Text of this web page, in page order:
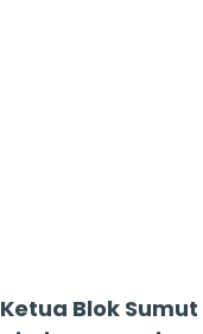
Ketua Blok